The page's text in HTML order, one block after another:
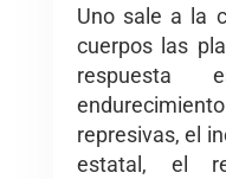
Uno sale a la
cuerpos las
represivas, el
estatal, el